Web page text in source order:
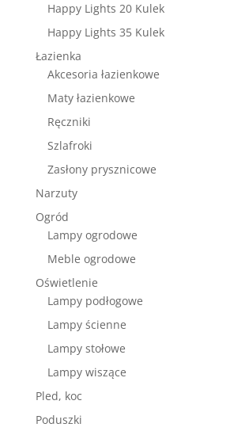
Happy Lights 20 Kulek
Happy Lights 35 Kulek
Łazienka
Akcesoria łazienkowe
Maty łazienkowe
Ręczniki
Szlafroki
Zasłony prysznicowe
Narzuty
Ogród
Lampy ogrodowe
Meble ogrodowe
Oświetlenie
Lampy podłogowe
Lampy ścienne
Lampy stołowe
Lampy wiszące
Pled, koc
Poduszki